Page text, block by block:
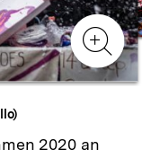
Zur
Zur
2020 an